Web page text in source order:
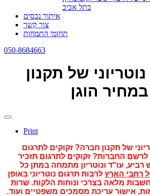
בתל אביב
איתור נכסים
צור קשר
תחומי התמחות
050-8684663
של תקנון
במחיר הוגן
Print
של תקנון חברה? זקוקים לתרגום
החברות? זקוקים לתרגום תזכיר
עו"ד ונוטריון מתמחה במתן כל
רחבי הארץ לרבות תרגום נוטריוני באופן
מלאה בצרכי ונוחות הלקוח. שרות
אישור עריכת מסמכים משפטיים ועוד.